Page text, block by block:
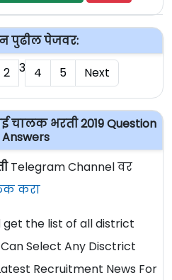
पुढील पेजवर:
2 3 4 5 Next
चालक भरती 2019 Question
Telegram Channel वर
करा
get the list of all district
Select Any Disctrict
Recruitment News For